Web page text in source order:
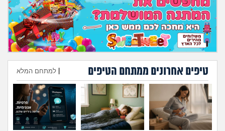
בין הסדינים
חיות מחמד
יוקר המחיה
גאווה
טיפים אחרונים ממתחם הטיפים למתחם המלא
הוספת טיפ